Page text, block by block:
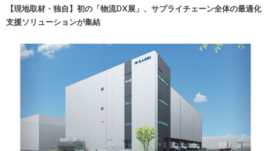
【現地取材・独自】初の「物流DX展」、サプライチェーン全体の最適化
支援ソリューションが集結